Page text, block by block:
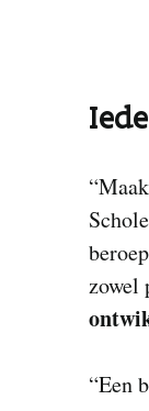
zowel
“Een